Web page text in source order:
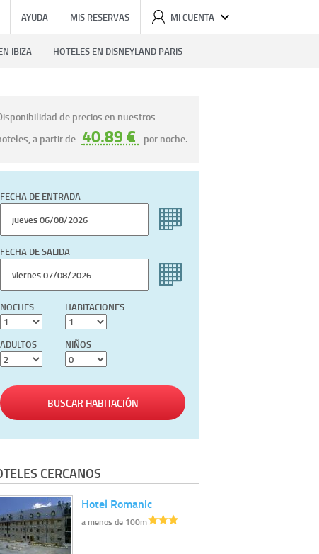
AYUDA MIS RESERVAS MI CUENTA
IBIZA HOTELES EN DISNEYLAND PARIS
de precios en nuestros
a partir de 40.89 € por noche.
FECHA DE ENTRADA
FECHA DE SALIDA
NOCHES HABITACIONES
ADULTOS NIÑOS
BUSCAR HABITACIÓN
CERCANOS
Hotel Romanic
a menos de 100m